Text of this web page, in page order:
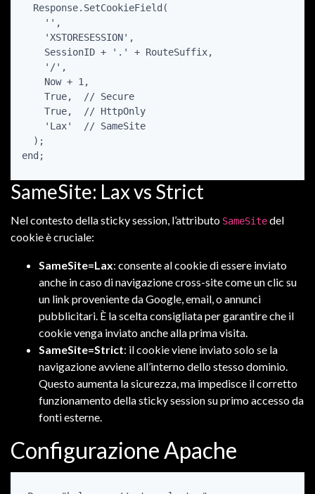
  Response.SetCookieField(
    '',
    'XSTORESESSION',
    SessionID + '.' + RouteSuffix,
    '/',
    Now + 1,
    True,  // Secure
    True,  // HttpOnly
    'Lax'  // SameSite
  );
end;
SameSite: Lax vs Strict
Nel contesto della sticky session, l’attributo SameSitedel
cookie è cruciale:
SameSite=Lax: consente al cookie di essere inviato
anche in caso di navigazione cross-site come un clic su
un link proveniente da Google, email, o annunci
pubblicitari. È la scelta consigliata per garantire che il
cookie venga inviato anche alla prima visita.
SameSite=Strict: il cookie viene inviato solo se la
navigazione avviene all’interno dello stesso dominio.
Questo aumenta la sicurezza, ma impedisce il corretto
funzionamento della sticky session su primo accesso da
fonti esterne.
Configurazione Apache